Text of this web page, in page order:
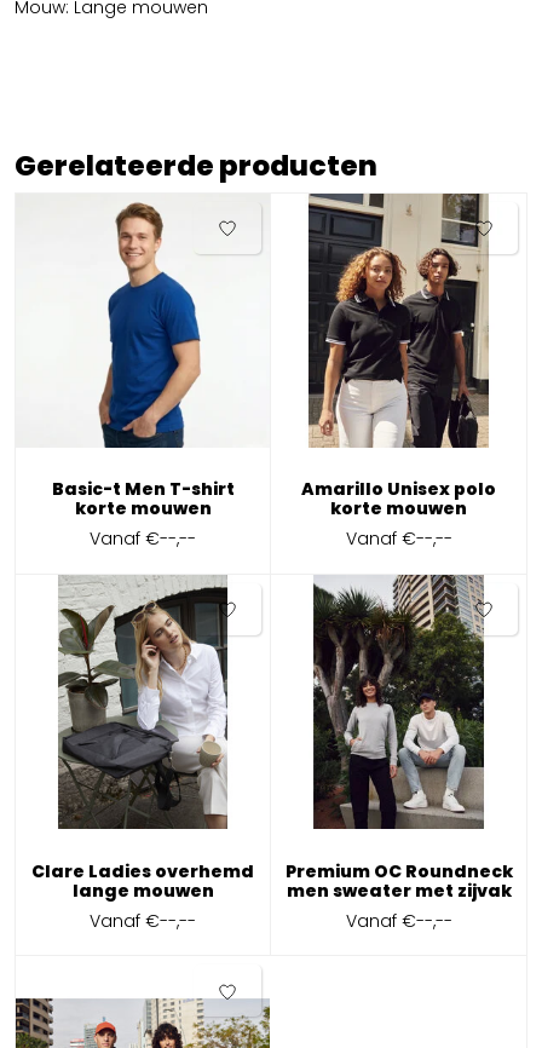
Mouw: Lange mouwen
Gerelateerde producten
Basic-t Men T-shirt
korte mouwen
Vanaf€--,--
Amarillo Unisex polo
korte mouwen
Vanaf €--,--
Clare Ladies overhemd
lange mouwen
Vanaf€--,--
Premium OC Roundneck
men sweater met zijvak
Vanaf €--,--